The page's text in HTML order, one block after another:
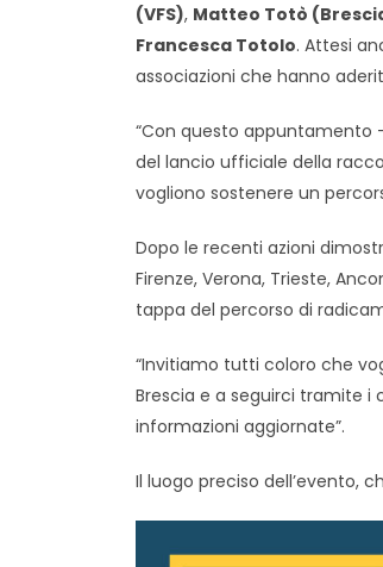
(VFS), Matteo Totò
Francesca Totolo. Attesi
associazioni che hanno
“Con questo appuntamento
del lancio ufficiale della
vogliono sostenere un
Dopo le recenti azioni
Firenze, Verona, Trieste,
tappa del percorso di
“Invitiamo tutti coloro che
Brescia e a seguirci tramite
informazioni aggiornate”.
Il luogo preciso dell’evento,